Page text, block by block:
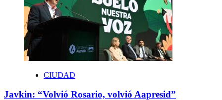
CIUDAD
Javkin: “Volvió Rosario, volvió Aapresid”